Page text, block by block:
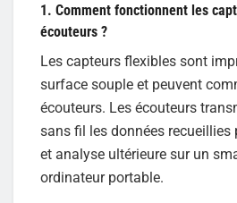
1. Comment fonctionnent les
écouteurs ?
Les capteurs flexibles sont
surface souple et peuvent
écouteurs. Les écouteurs
sans fil les données
et analyse ultérieure sur un
ordinateur portable.